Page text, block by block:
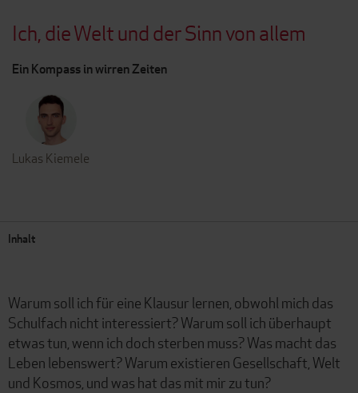
Ich, die Welt und der Sinn von allem
Ein Kompass in wirren Zeiten
Lukas Kiemele
Inhalt
Warum soll ich für eine Klausur lernen, obwohl mich das
Schulfach nicht interessiert? Warum soll ich überhaupt
etwas tun, wenn ich doch sterben muss? Was macht das
Leben lebenswert? Warum existieren Gesellschaft, Welt
und Kosmos, und was hat das mit mir zu tun?